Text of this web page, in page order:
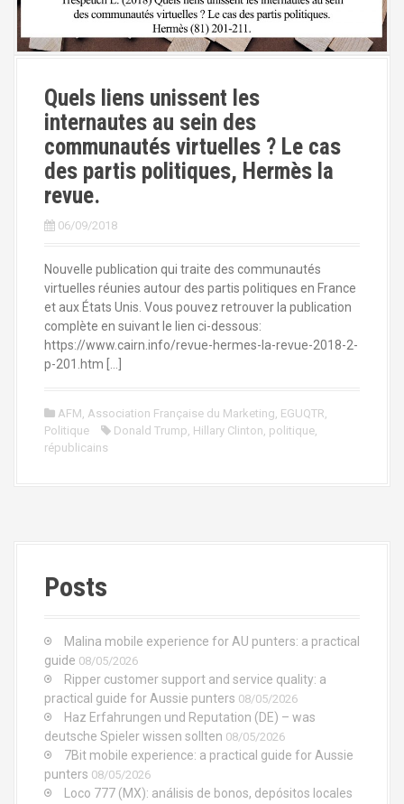
Quels liens unissent les
internautes au sein des
communautés virtuelles ? Le cas
des partis politiques, Hermès la
revue.
06/09/2018
Nouvelle publication qui traite des communautés
virtuelles réunies autour des partis politiques en France
et aux États Unis. Vous pouvez retrouver la publication
complète en suivant le lien ci-dessous:
https://www.cairn.info/revue-hermes-la-revue-2018-2-
p-201.htm […]
AFM, Association Française du Marketing, EGUQTR,
Politique
Donald Trump, Hillary Clinton, politique,
républicains
Posts
Malina mobile experience for AU punters: a practical
guide 08/05/2026
Ripper customer support and service quality: a
practical guide for Aussie punters 08/05/2026
Haz Erfahrungen und Reputation (DE) – was
deutsche Spieler wissen sollten 08/05/2026
7Bit mobile experience: a practical guide for Aussie
punters 08/05/2026
Loco 777 (MX): análisis de bonos, depósitos locales